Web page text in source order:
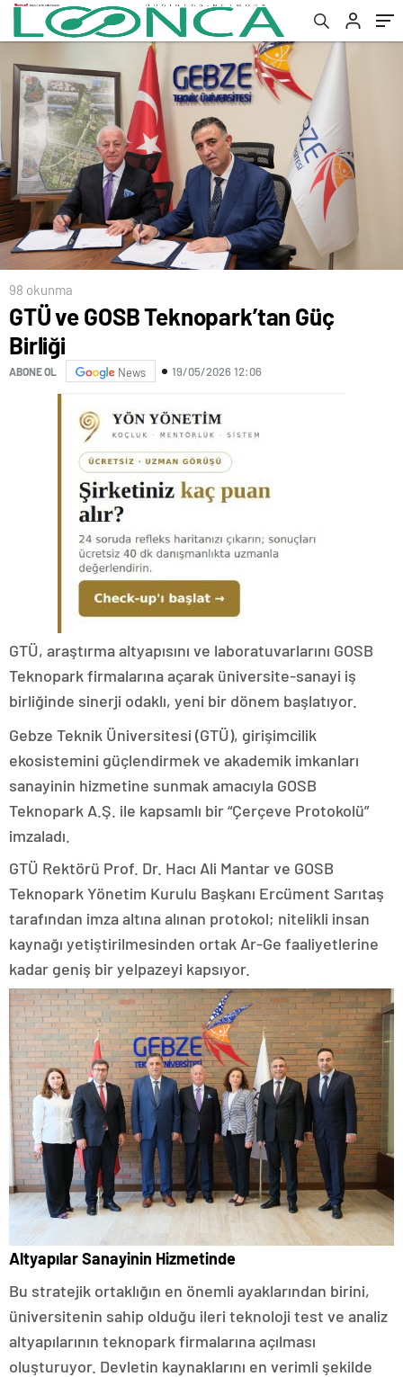
98 okunma
GTÜ ve GOSB Teknopark’tan Güç
Birliği
ABONE OL News 19/05/2026 12:06
GTÜ, araştırma altyapısını ve laboratuvarlarını GOSB
Teknopark firmalarına açarak üniversite-sanayi iş
birliğinde sinerji odaklı, yeni bir dönem başlatıyor.
Gebze Teknik Üniversitesi (GTÜ), girişimcilik
ekosistemini güçlendirmek ve akademik imkanları
sanayinin hizmetine sunmak amacıyla GOSB
Teknopark A.Ş. ile kapsamlı bir “Çerçeve Protokolü”
imzaladı.
GTÜ Rektörü Prof. Dr. Hacı Ali Mantar ve GOSB
Teknopark Yönetim Kurulu Başkanı Ercüment Sarıtaş
tarafından imza altına alınan protokol; nitelikli insan
kaynağı yetiştirilmesinden ortak Ar-Ge faaliyetlerine
kadar geniş bir yelpazeyi kapsıyor.
Altyapılar Sanayinin Hizmetinde
Bu stratejik ortaklığın en önemli ayaklarından birini,
üniversitenin sahip olduğu ileri teknoloji test ve analiz
altyapılarının teknopark firmalarına açılması
oluşturuyor. Devletin kaynaklarını en verimli şekilde